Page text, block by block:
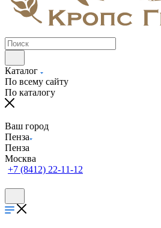
Каталог
По всему сайту
По каталогу
Ваш город
Пенза
Пенза
Москва
+7 (8412) 22-11-12